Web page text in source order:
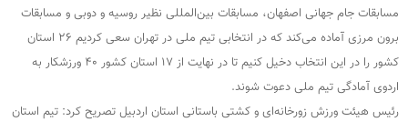
مسابقات جام جهانی اصفهان، مسابقات بین‌المللی نظیر روسیه و دوبی و مسابقات
برون مرزی آماده می‌کند که در انتخابی تیم ملی در تهران سعی کردیم ۲۶ استان
کشور را در این انتخاب دخیل کنیم تا در نهایت از ۱۷ استان کشور ۴۰ ورزشکار به
اردوی آمادگی تیم ملی دعوت شوند.
رئیس هیئت ورزش زورخانه‌ای و کشتی باستانی استان اردبیل تصریح کرد: تیم استان